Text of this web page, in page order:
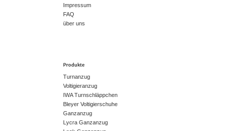
Impressum
FAQ
über uns
Produkte
Turnanzug
Voltigieranzug
IWA Turnschläppchen
Bleyer Voltigierschuhe
Ganzanzug
Lycra Ganzanzug